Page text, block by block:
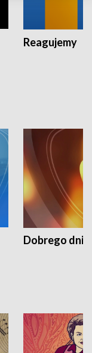
Reagujemy
Dobrego dnia